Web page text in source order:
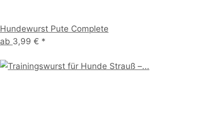
Hundewurst Pute Complete
ab 3,99 € *